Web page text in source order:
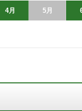
4月 5月